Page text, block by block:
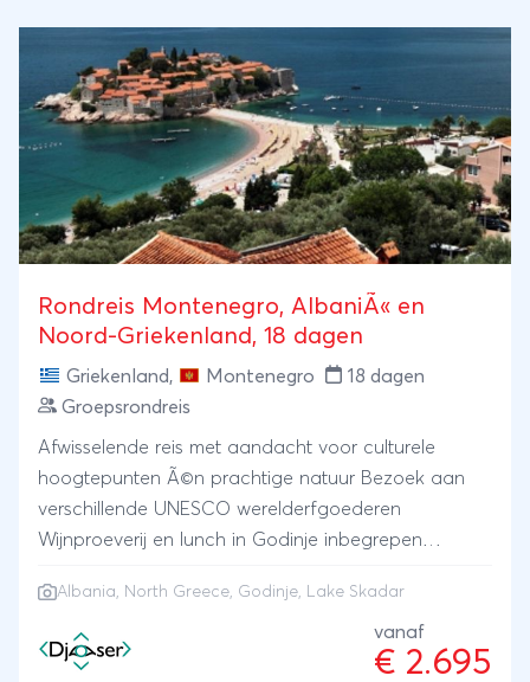
Rondreis Montenegro, AlbaniÃ« en
Noord-Griekenland, 18 dagen
Griekenland, Montenegro
18 dagen
Groepsrondreis
Afwisselende reis met aandacht voor culturele
hoogtepunten Ã©n prachtige natuur Bezoek aan
verschillende UNESCO werelderfgoederen
Wijnproeverij en lunch in Godinje inbegrepen
Albania, North Greece, Godinje, Lake Skadar
vanaf
€ 2.695